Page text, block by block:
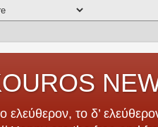
ελεύθερον, το δ’